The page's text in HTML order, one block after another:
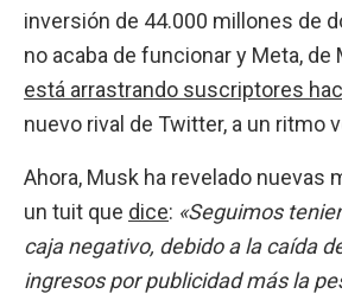
inversión de 44.000 millones de
no acaba de funcionar y Meta, de
está arrastrando suscriptores
nuevo rival de Twitter, a un ritmo
Ahora, Musk ha revelado nuevas
un tuit que dice: «Seguimos
caja negativo, debido a la caída
ingresos por publicidad más la